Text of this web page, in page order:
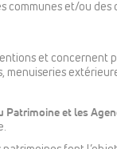
communes et/ou
et
Patrimoine et les